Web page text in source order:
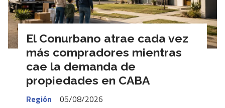
El Conurbano atrae cada vez
más compradores mientras
cae la demanda de
propiedades en CABA
Región
05/08/2026